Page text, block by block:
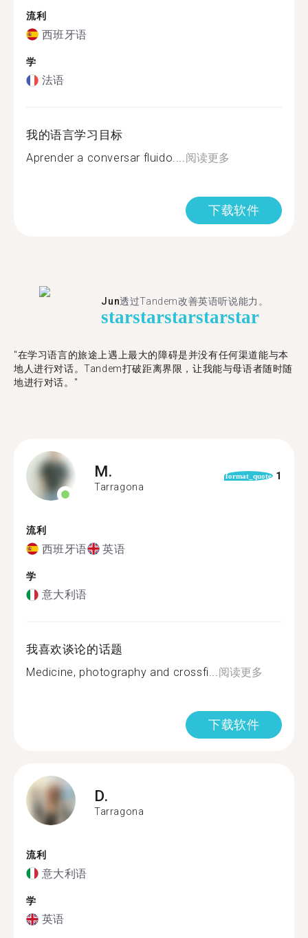
流利
西班牙语
学
法语
我的语言学习目标
Aprender a conversar fluido....阅读更多
下载软件
Jun透过Tandem改善英语听说能力。
starstarstarstarstar
"在学习语言的旅途上遇上最大的障碍是并没有任何渠道能与本
地人进行对话。Tandem打破距离界限，让我能与母语者随时随
地进行对话。"
M.
Tarragona
format_quote 1
流利
西班牙语 英语
学
意大利语
我喜欢谈论的话题
Medicine, photography and crossfi...阅读更多
下载软件
D.
Tarragona
流利
意大利语
学
英语